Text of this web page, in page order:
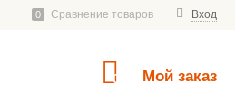
Вход
0 Сравнение товаров
0 Мой заказ